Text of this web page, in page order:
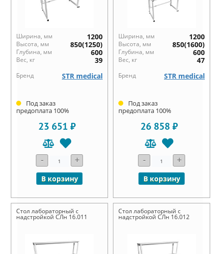
Ширина, мм 1200
Высота, мм 850(1250)
Глубина, мм 600
Вес, кг 39
Бренд STR medical
Под заказ
предоплата 100%
23 651 ₽
- +
В корзину
Ширина, мм 1200
Высота, мм 850(1600)
Глубина, мм 600
Вес, кг 47
Бренд STR medical
Под заказ
предоплата 100%
26 858 ₽
- +
В корзину
Стол лабораторный с
надстройкой СЛн 16.011
Стол лабораторный с
надстройкой СЛн 16.012